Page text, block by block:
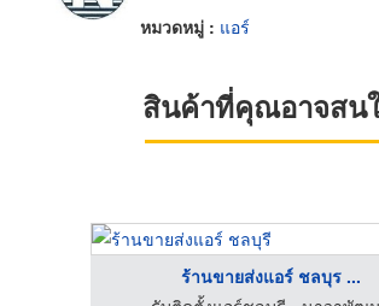
หมวดหมู่ : แอร์
สินค้าที่คุณอาจสน
ร้านขายส่งแอร์ ชลบุร ...